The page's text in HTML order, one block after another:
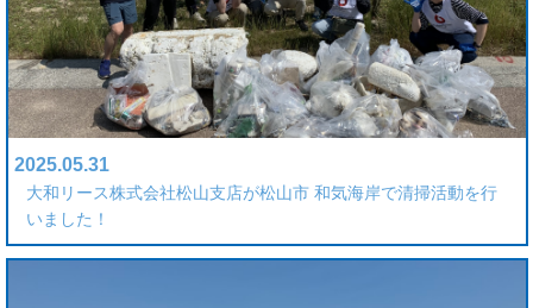
2025.05.31
大和リース株式会社松山支店が松山市 和気海岸で清掃活動を行
いました！